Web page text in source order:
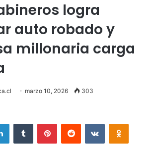
logra
auto robado y
millonaria carga
marzo 10, 2026 303
LinkedInTumblr PinterestReddit VKontakte